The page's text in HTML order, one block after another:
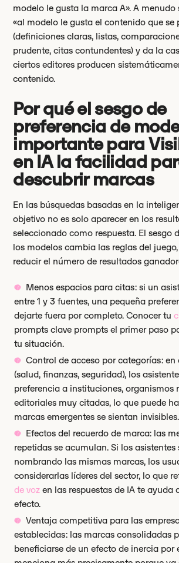
modelo le gusta la marca A». A menudo
«al modelo le gusta el contenido que se
(definiciones claras, listas,
prudente, citas contundentes) y da la
ciertos editores producen
contenido.
Por qué el sesgo de
preferencia de
importante para
en IA la facilidad
descubrir marcas
En las búsquedas basadas en la
objetivo no es solo aparecer en los
seleccionado como respuesta. El sesgo
los modelos cambia las reglas del
reducir el número de resultados
Menos espacios para citas: si un
entre 1 y 3 fuentes, una pequeña
dejarte fuera por completo. Conocer tu
prompts clave prompts el primer paso
tu situación.
Control de acceso por categorías: en
(salud, finanzas, seguridad), los
preferencia a instituciones, organismos
editoriales muy citadas, lo que puede
marcas emergentes se sientan invisibles.
Efectos del recuerdo de marca: las
repetidas se acumulan. Si los asistentes
nombrando las mismas marcas, los
considerarlas líderes del sector, lo que
de voz en las respuestas de IA te ayuda
efecto.
Ventaja competitiva para las
establecidas: las marcas consolidadas
beneficiarse de un efecto de inercia por